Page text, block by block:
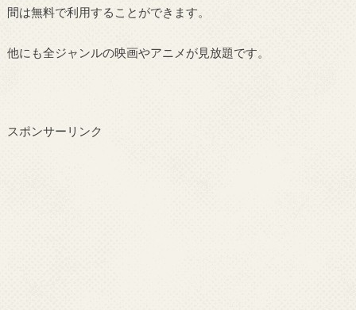
間は無料で利用することができます。
他にも全ジャンルの映画やアニメが見放題です。
スポンサーリンク